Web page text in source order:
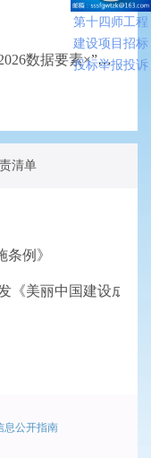
第十四师工程
建设项目招标
投标举报投诉
数聚丝路雄关 智绘兵团新篇——2026数据要素×”大赛兵团分赛初赛即将鸣锣
清单
例》
《美丽中国建设成效
息公开指南